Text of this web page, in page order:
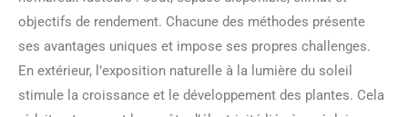
objectifs de rendement. Chacune des méthodes présente
ses avantages uniques et impose ses propres challenges.
En extérieur, l’exposition naturelle à la lumière du soleil
stimule la croissance et le développement des plantes. Cela